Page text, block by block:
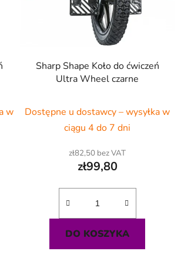
w
Sharp Shape Koło do ćwiczeń
Ultra Wheel czarne
Dostępne u dostawcy – wysyłka w
ciągu 4 do 7 dni
zł82,50 bez VAT
zł99,80
DO KOSZYKA